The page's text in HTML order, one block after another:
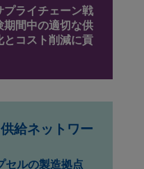
ライチェーン戦
間中の適切な供
コスト削減に貢
給ネットワー
セルの製造拠点